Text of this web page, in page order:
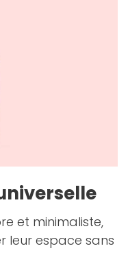
et minimaliste,
leur espace sans